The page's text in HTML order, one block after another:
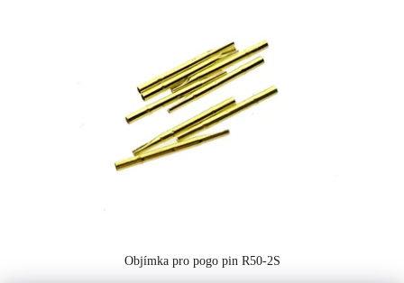
Objímka pro pogo pin R50-2S